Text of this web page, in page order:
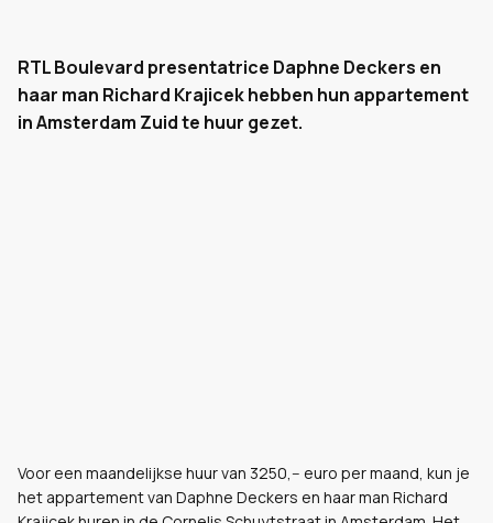
RTL Boulevard presentatrice Daphne Deckers en
haar man Richard Krajicek hebben hun appartement
in Amsterdam Zuid te huur gezet.
Voor een maandelijkse huur van 3250,-- euro per maand, kun je
het appartement van Daphne Deckers en haar man Richard